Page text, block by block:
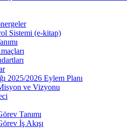
Sistemi (e-kitap)
2025/2026 Eylem Planı
ve Vizyonu
Tanımı
İş Akışı